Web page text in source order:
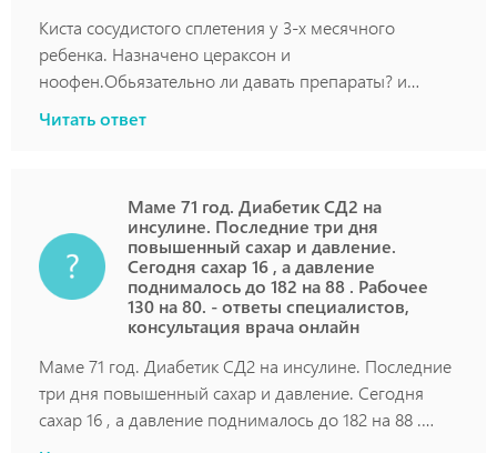
Киста сосудистого сплетения у 3-х месячного
ребенка. Назначено цераксон и
ноофен.Обьязательно ли давать препараты? и
Читать ответ
Маме 71 год. Диабетик СД2 на
инсулине. Последние три дня
повышенный сахар и давление.
Сегодня сахар 16 , а давление
поднималось до 182 на 88 . Рабочее
130 на 80. - ответы специалистов,
консультация врача онлайн
Маме 71 год. Диабетик СД2 на инсулине. Последние
три дня повышенный сахар и давление. Сегодня
сахар 16 , а давление поднималось до 182 на 88 .